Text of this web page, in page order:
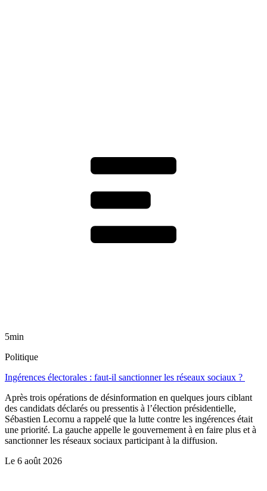
5min
Politique
Ingérences électorales : faut-il sanctionner les réseaux sociaux ?
Après trois opérations de désinformation en quelques jours ciblant
des candidats déclarés ou pressentis à l’élection présidentielle,
Sébastien Lecornu a rappelé que la lutte contre les ingérences était
une priorité. La gauche appelle le gouvernement à en faire plus et à
sanctionner les réseaux sociaux participant à la diffusion.
Le 6 août 2026